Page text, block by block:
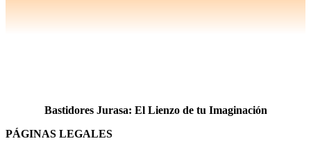
Bastidores Jurasa: El Lienzo de tu Imaginación
PÁGINAS LEGALES